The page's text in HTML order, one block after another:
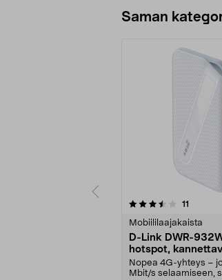
Saman
11
Mobiililaajakaista
D-Link DWR-
hotspot,
Nopea 4G-yhteys –
Mbit/s selaamiseen,
4.5 viidestä